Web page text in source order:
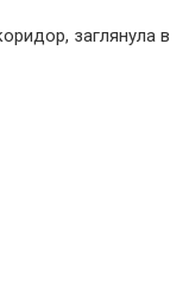
заглянула в